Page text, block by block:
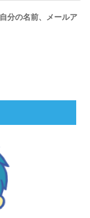
分の名前、メールア